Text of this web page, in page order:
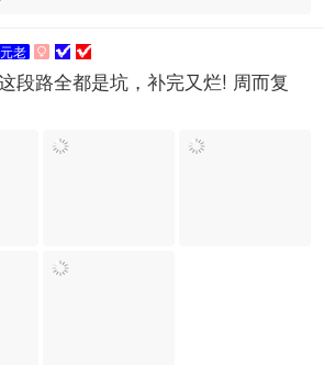
老 
段路全都是坑，补完又烂! 周而复